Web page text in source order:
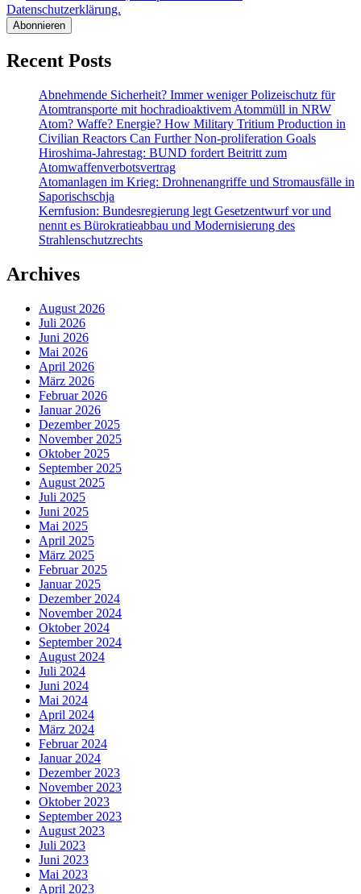
Datenschutzerklärung.
Recent Posts
Abnehmende Sicherheit? Immer weniger Polizeischutz für
Atomtransporte mit hochradioaktivem Atommüll in NRW
Atom? Waffe? Energie? How Military Tritium Production in
Civilian Reactors Can Further Non-proliferation Goals
Hiroshima-Jahrestag: BUND fordert Beitritt zum
Atomwaffenverbotsvertrag
Atomanlagen im Krieg: Drohnenangriffe und Stromausfälle in
Saporischschja
Kernfusion: Bundesregierung legt Gesetzentwurf vor und
nennt es Bürokratieabbau und Modernisierung des
Strahlenschutzrechts
Archives
August 2026
Juli 2026
Juni 2026
Mai 2026
April 2026
März 2026
Februar 2026
Januar 2026
Dezember 2025
November 2025
Oktober 2025
September 2025
August 2025
Juli 2025
Juni 2025
Mai 2025
April 2025
März 2025
Februar 2025
Januar 2025
Dezember 2024
November 2024
Oktober 2024
September 2024
August 2024
Juli 2024
Juni 2024
Mai 2024
April 2024
März 2024
Februar 2024
Januar 2024
Dezember 2023
November 2023
Oktober 2023
September 2023
August 2023
Juli 2023
Juni 2023
Mai 2023
April 2023